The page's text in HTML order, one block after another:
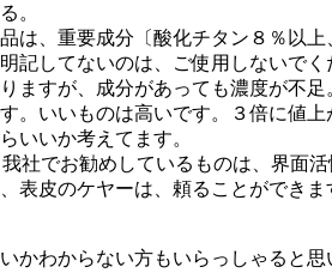
。
は、重要成分〔酸化チタン８％以上
記してないのは、ご使用しないでく
ますが、成分があっても濃度が不足
。いいものは高いです。３倍に値上
いいか考えてます。
お勧めしているものは、界面活性
表皮のケヤーは、頼ることができ
かわからない方もいらっしゃると